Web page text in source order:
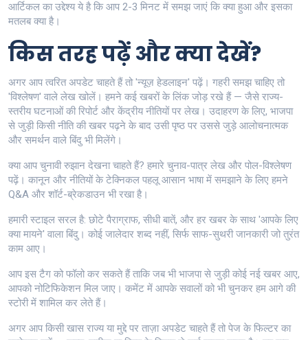
आर्टिकल का उद्देश्य ये है कि आप 2-3 मिनट में समझ जाएं कि क्या हुआ और इसका
मतलब क्या है।
किस तरह पढ़ें और क्या देखें?
अगर आप त्वरित अपडेट चाहते हैं तो 'न्यूज़ हेडलाइन' पढ़ें। गहरी समझ चाहिए तो
'विश्लेषण' वाले लेख खोलें। हमने कई खबरों के लिंक जोड़ रखे हैं — जैसे राज्य-
स्तरीय घटनाओं की रिपोर्ट और केंद्रीय नीतियों पर लेख। उदाहरण के लिए, भाजपा
से जुड़ी किसी नीति की खबर पढ़ने के बाद उसी पृष्ठ पर उससे जुड़े आलोचनात्मक
और समर्थन वाले बिंदु भी मिलेंगे।
क्या आप चुनावी रुझान देखना चाहते हैं? हमारे चुनाव-पात्र लेख और पोल-विश्लेषण
पढ़ें। कानून और नीतियों के टेक्निकल पहलू आसान भाषा में समझाने के लिए हमने
Q&A और शॉर्ट-ब्रेकडाउन भी रखा है।
हमारी स्टाइल सरल है: छोटे पैराग्राफ, सीधी बातें, और हर खबर के साथ 'आपके लिए
क्या मायने' वाला बिंदु। कोई जालेदार शब्द नहीं, सिर्फ साफ-सुथरी जानकारी जो तुरंत
काम आए।
आप इस टैग को फॉलो कर सकते हैं ताकि जब भी भाजपा से जुड़ी कोई नई खबर आए,
आपको नोटिफिकेशन मिल जाए। कमेंट में आपके सवालों को भी चुनकर हम आगे की
स्टोरी में शामिल कर लेते हैं।
अगर आप किसी खास राज्य या मुद्दे पर ताज़ा अपडेट चाहते हैं तो पेज के फिल्टर का